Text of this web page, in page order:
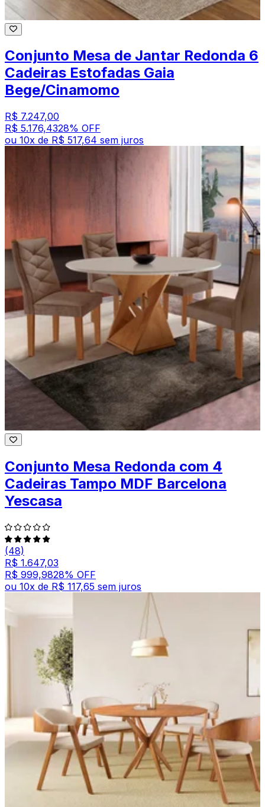
Conjunto Mesa de Jantar Redonda 6
Cadeiras Estofadas Gaia
Bege/Cinamomo
R$ 7.247,00
R$ 5.176,4328% OFF
ou 10x de R$ 517,64 sem juros
Conjunto Mesa Redonda com 4
Cadeiras Tampo MDF Barcelona
Yescasa
(48)
R$ 1.647,03
R$ 999,9828% OFF
ou 10x de R$ 117,65 sem juros